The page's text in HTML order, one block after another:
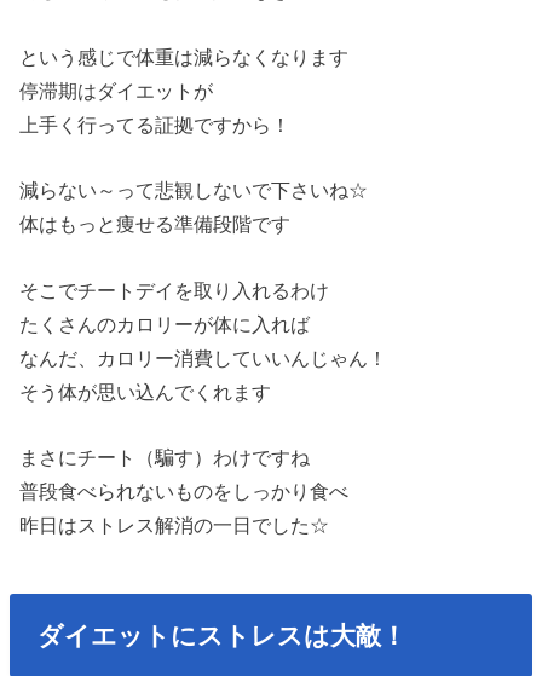
という感じで体重は減らなくなります
停滞期はダイエットが
上手く行ってる証拠ですから！
減らない～って悲観しないで下さいね☆
体はもっと痩せる準備段階です
そこでチートデイを取り入れるわけ
たくさんのカロリーが体に入れば
なんだ、カロリー消費していいんじゃん！
そう体が思い込んでくれます
まさにチート（騙す）わけですね
普段食べられないものをしっかり食べ
昨日はストレス解消の一日でした☆
ダイエットにストレスは大敵！